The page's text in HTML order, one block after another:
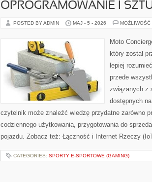
OPROGRAMOWANIE I
POSTED BY ADMIN MAJ - 5 - 2026 MOŻLIWOŚĆ
Moto
który został
lepiej
przede
związanych z
dostępnych
czytelnik może znaleźć wiedzę przydatne zarówno
codziennego użytkowania, przygotowania do
pojazdu. Zobacz też: Łączność i Internet Rzeczy
CATEGORIES: SPORTY E-SPORTOWE (GAMING)